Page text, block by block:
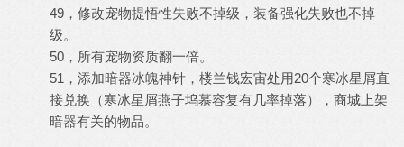
49，修改宠物提悟性失败不掉级，装备强化失败也不掉
级。
50，所有宠物资质翻一倍。
51，添加暗器冰魄神针，楼兰钱宏宙处用20个寒冰星屑直
接兑换（寒冰星屑燕子坞慕容复有几率掉落），商城上架
暗器有关的物品。